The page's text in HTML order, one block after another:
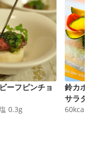
ーフピンチョ
0.3g
鈴カボ
サラダ
60kcal